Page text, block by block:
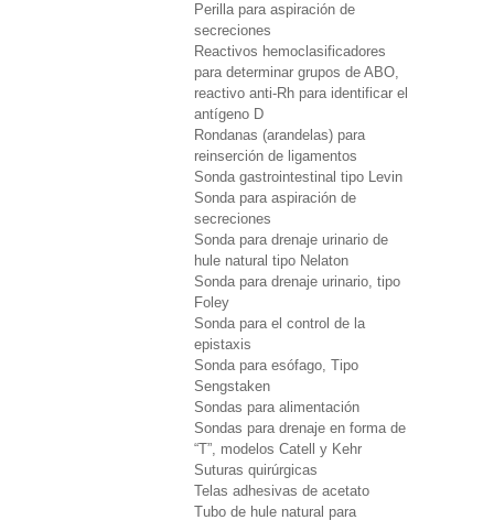
Perilla para aspiración de
secreciones
Reactivos hemoclasificadores
para determinar grupos de ABO,
reactivo anti-Rh para identificar el
antígeno D
Rondanas (arandelas) para
reinserción de ligamentos
Sonda gastrointestinal tipo Levin
Sonda para aspiración de
secreciones
Sonda para drenaje urinario de
hule natural tipo Nelaton
Sonda para drenaje urinario, tipo
Foley
Sonda para el control de la
epistaxis
Sonda para esófago, Tipo
Sengstaken
Sondas para alimentación
Sondas para drenaje en forma de
“T”, modelos Catell y Kehr
Suturas quirúrgicas
Telas adhesivas de acetato
Tubo de hule natural para